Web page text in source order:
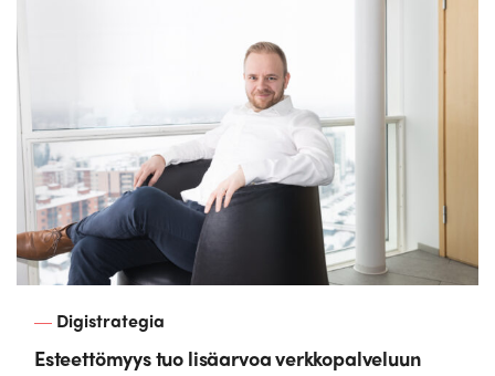
Digistrategia
Esteettömyys tuo lisäarvoa verkkopalveluun